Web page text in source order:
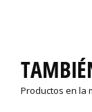
Productos en la